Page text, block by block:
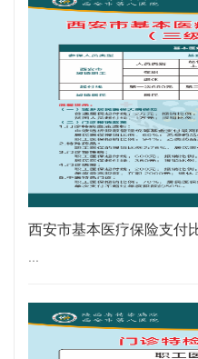
西安市基本医疗保险支付
...